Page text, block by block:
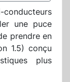
une puce
prendre en
1.5) conçu
plus